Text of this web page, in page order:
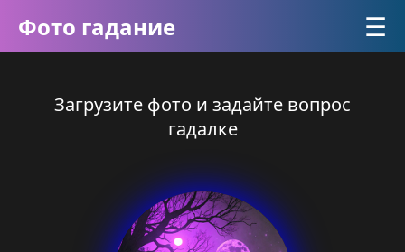
Фото гадание ☰
Загрузите фото и задайте вопрос
гадалке